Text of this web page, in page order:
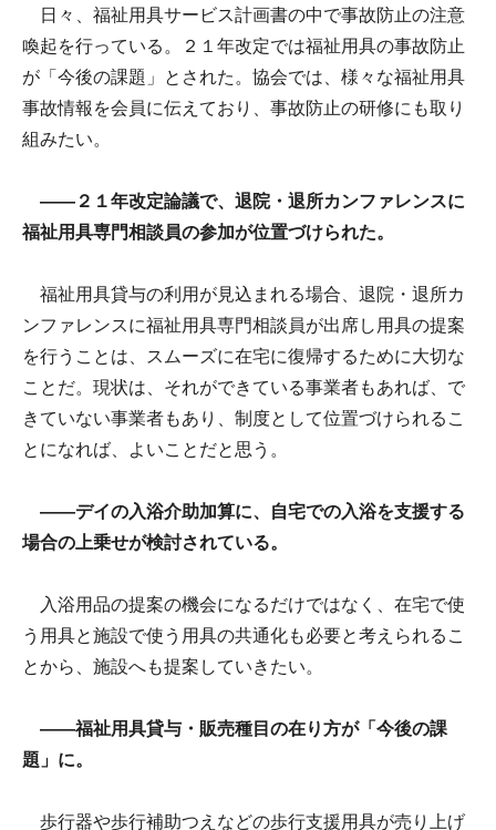
日々、福祉用具サービス計画書の中で事故防止の注意
喚起を行っている。２１年改定では福祉用具の事故防止
が「今後の課題」とされた。協会では、様々な福祉用具
事故情報を会員に伝えており、事故防止の研修にも取り
組みたい。
――２１年改定論議で、退院・退所カンファレンスに
福祉用具専門相談員の参加が位置づけられた。
福祉用具貸与の利用が見込まれる場合、退院・退所カ
ンファレンスに福祉用具専門相談員が出席し用具の提案
を行うことは、スムーズに在宅に復帰するために大切な
ことだ。現状は、それができている事業者もあれば、で
きていない事業者もあり、制度として位置づけられるこ
とになれば、よいことだと思う。
――デイの入浴介助加算に、自宅での入浴を支援する
場合の上乗せが検討されている。
入浴用品の提案の機会になるだけではなく、在宅で使
う用具と施設で使う用具の共通化も必要と考えられるこ
とから、施設へも提案していきたい。
――福祉用具貸与・販売種目の在り方が「今後の課
題」に。
歩行器や歩行補助つえなどの歩行支援用具が売り上げ